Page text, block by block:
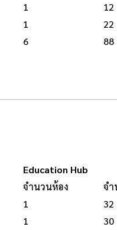
1
12
1
22
6 88
Education Hub
จำนวนห้อง
จำ
1
32
1
30